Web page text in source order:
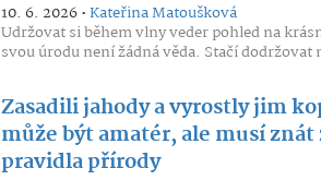
10. 6. 2026 •Kateřina Matoušková
Udržovat si během vlny veder pohled na
svou úrodu není žádná věda. Stačí
Zasadili jahody a vyrostly jim
může být amatér, ale musí
pravidla přírody